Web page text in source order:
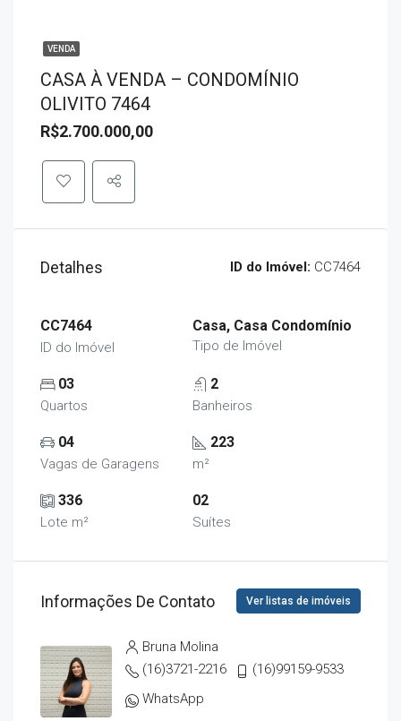
VENDA
CASA À VENDA – CONDOMÍNIO
OLIVITO 7464
R$2.700.000,00
Detalhes ID do Imóvel: CC7464
CC7464
ID do Imóvel
Casa, Casa Condomínio
Tipo de Imóvel
03
Quartos
2
Banheiros
04
Vagas de Garagens
223
m²
336
Lote m²
02
Suítes
Informações De Contato Ver listas de imóveis
Bruna Molina
(16)3721-2216
(16)99159-9533
WhatsApp